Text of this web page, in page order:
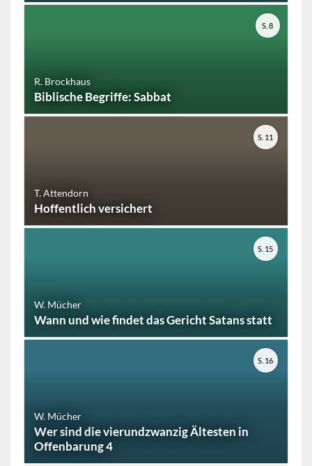
R. Brockhaus
Biblische Begriffe: Sabbat
S. 8
T. Attendorn
Hoffentlich versichert
S. 11
W. Mücher
Wann und wie findet das Gericht Satans statt
S. 15
W. Mücher
Wer sind die vierundzwanzig Ältesten in
Offenbarung 4
S. 16